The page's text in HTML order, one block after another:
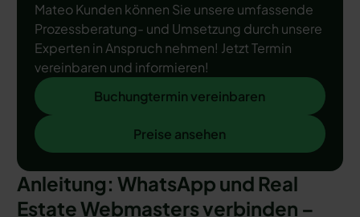
Mateo Kunden können Sie unsere umfassende
Prozessberatung- und Umsetzung durch unsere
Experten in Anspruch nehmen! Jetzt Termin
vereinbaren und informieren!
Buchungtermin vereinbaren
Buchungtermin vereinbaren
Preise ansehen
Preise ansehen
Anleitung: WhatsApp und Real
Estate Webmasters verbinden –